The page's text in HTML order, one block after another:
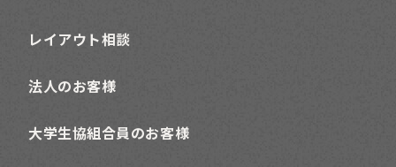
レイアウト相談
法人のお客様
大学生協組合員のお客様